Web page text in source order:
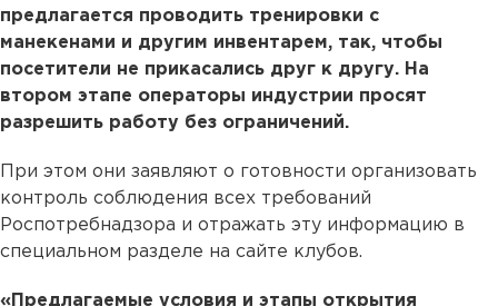
предлагается проводить тренировки с
манекенами и другим инвентарем, так, чтобы
посетители не прикасались друг к другу. На
втором этапе операторы индустрии просят
разрешить работу без ограничений.
При этом они заявляют о готовности организовать
контроль соблюдения всех требований
Роспотребнадзора и отражать эту информацию в
специальном разделе на сайте клубов.
«Предлагаемые условия и этапы открытия